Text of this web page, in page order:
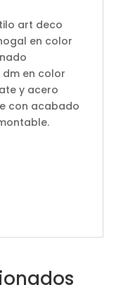
art deco
en color
en color
y acero
con acabado